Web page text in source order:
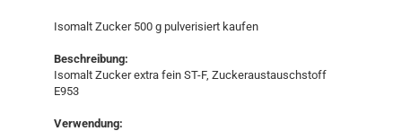
Isomalt Zucker 500 g pulverisiert kaufen
Beschreibung:
Isomalt Zucker extra fein ST-F, Zuckeraustauschstoff
E953
Verwendung: